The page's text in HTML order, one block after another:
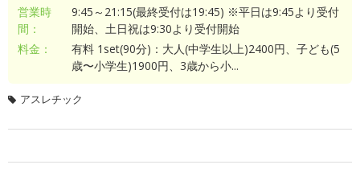
営業時
間：
9:45～21:15(最終受付は19:45) ※平日は9:45より受付
開始、土日祝は9:30より受付開始
料金：
有料 1set(90分)：大人(中学生以上)2400円、子ども(5
歳〜小学生)1900円、3歳から小...
アスレチック